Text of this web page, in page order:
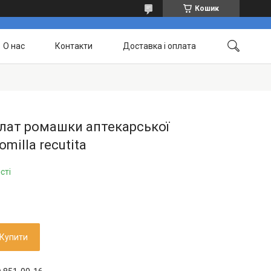
Кошик
О нас Контакти Доставка і оплата
ромашки аптекарської
recutita
Купити